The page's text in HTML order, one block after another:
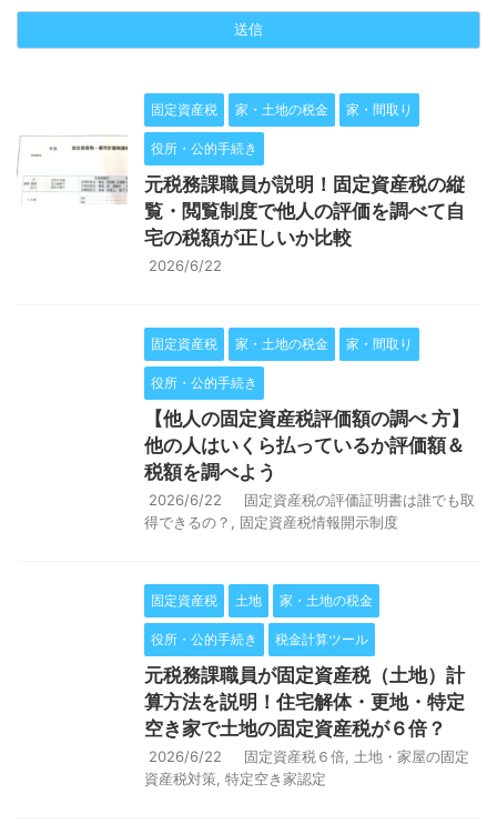
固定資産税 家・土地の税金 家・間取り
役所・公的手続き
元税務課職員が説明！固定資産税の縦
覧・閲覧制度で他人の評価を調べて自
宅の税額が正しいか比較
2026/6/22
固定資産税 家・土地の税金 家・間取り
役所・公的手続き
【他人の固定資産税評価額の調べ 方】
他の人はいくら払っているか評価額＆
税額を調べよう
2026/6/22
固定資産税の評価証明書は誰でも取
得できるの？
固定資産税情報開示制度
固定資産税 土地 家・土地の税金
役所・公的手続き 税金計算ツール
元税務課職員が固定資産税（土地）計
算方法を説明！住宅解体・更地・特定
空き家で土地の固定資産税が６倍？
2026/6/22 固定資産税６倍 土地・家屋の固定
資産税対策 特定空き家認定